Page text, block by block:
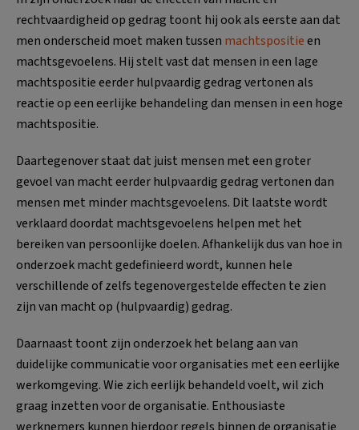
rechtvaardigheid op gedrag toont hij ook als eerste aan dat
men onderscheid moet maken tussen machtspositieen
machtsgevoelens. Hij stelt vast dat mensen in een lage
machtspositie eerder hulpvaardig gedrag vertonen als
reactie op een eerlijke behandeling dan mensen in een hoge
machtspositie.
Daartegenover staat dat juist mensen met een groter
gevoel van macht eerder hulpvaardig gedrag vertonen dan
mensen met minder machtsgevoelens. Dit laatste wordt
verklaard doordat machtsgevoelens helpen met het
bereiken van persoonlijke doelen. Afhankelijk dus van hoe in
onderzoek macht gedefinieerd wordt, kunnen hele
verschillende of zelfs tegenovergestelde effecten te zien
zijn van macht op (hulpvaardig) gedrag.
Daarnaast toont zijn onderzoek het belang aan van
duidelijke communicatie voor organisaties met een eerlijke
werkomgeving. Wie zich eerlijk behandeld voelt, wil zich
graag inzetten voor de organisatie. Enthousiaste